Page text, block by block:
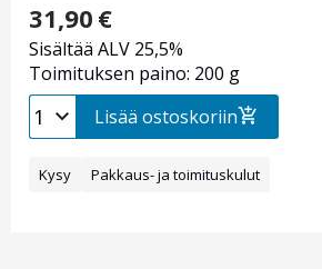
31,90 €
Sisältää ALV 25,5%
Toimituksen paino: 200 g
Lisää ostoskoriin
Kysy Pakkaus- ja toimituskulut